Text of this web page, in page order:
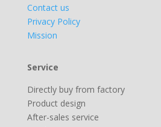
Contact us
Privacy Policy
Mission
Service
Directly buy from factory
Product design
After-sales service